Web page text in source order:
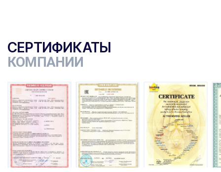
СЕРТИФИКАТЫ
КОМПАНИИ